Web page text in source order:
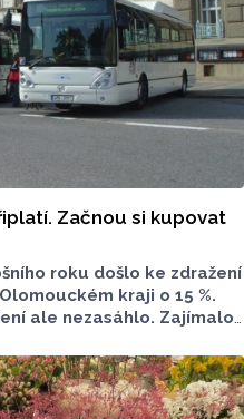
Začnou si kupovat
roku došlo ke zdražení
kraji o 15 %.
ale nezasáhlo. Zajímalo
moc se jich zdražení
ke kupování jízdenek přes
.